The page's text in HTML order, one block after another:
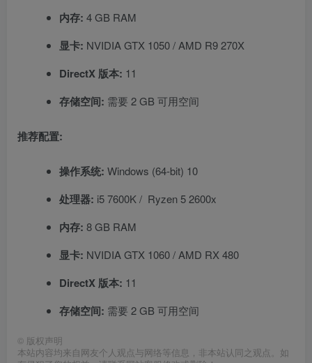
内存: 4 GB RAM
显卡: NVIDIA GTX 1050 / AMD R9 270X
DirectX 版本: 11
存储空间: 需要 2 GB 可用空间
推荐配置:
操作系统: Windows (64-bit) 10
处理器: i5 7600K / Ryzen 5 2600x
内存: 8 GB RAM
显卡: NVIDIA GTX 1060 / AMD RX 480
DirectX 版本: 11
存储空间: 需要 2 GB 可用空间
© 版权声明
本站内容均来自网友个人观点与网络等信息，非本站认同之观点。如